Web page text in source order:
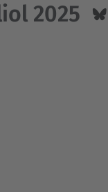
2025